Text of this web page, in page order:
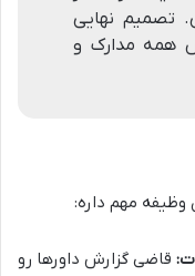
تصمیم نهایی
همه مدارک و
وظیفه مهم داره:
قاضی گزارش داورها رو